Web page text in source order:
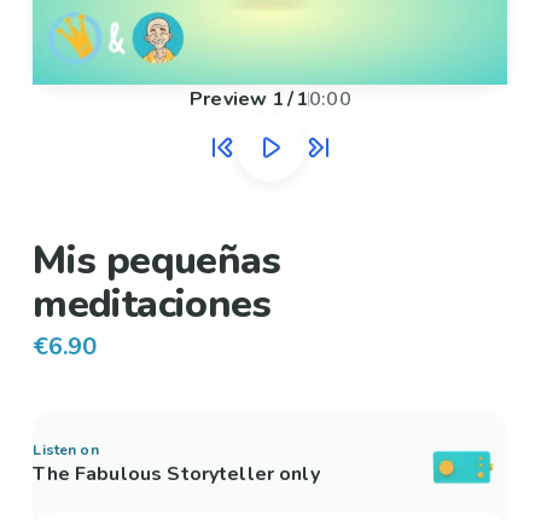
Preview 1/10:00
Mis pequeñas
meditaciones
€6.90
Listen on
The Fabulous Storyteller only